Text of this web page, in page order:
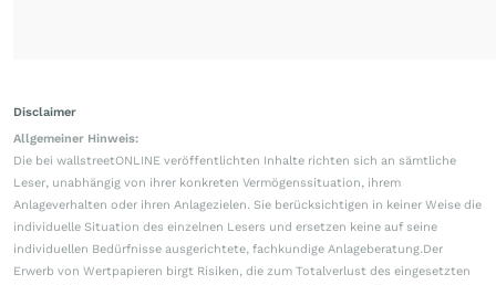
Disclaimer
Allgemeiner Hinweis:
Die bei wallstreetONLINE veröffentlichten Inhalte richten sich an sämtliche
Leser, unabhängig von ihrer konkreten Vermögenssituation, ihrem
Anlageverhalten oder ihren Anlagezielen. Sie berücksichtigen in keiner Weise die
individuelle Situation des einzelnen Lesers und ersetzen keine auf seine
individuellen Bedürfnisse ausgerichtete, fachkundige Anlageberatung.Der
Erwerb von Wertpapieren birgt Risiken, die zum Totalverlust des eingesetzten